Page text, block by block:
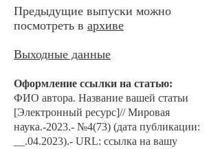
Предыдущие выпуски можно
посмотреть в архиве
Выходные данные
Оформление ссылки на статью:
ФИО автора. Название вашей статьи
[Электронный ресурс]// Мировая
наука.-2023.- №4(73) (дата публикации:
__.04.2023).- URL: ссылка на вашу